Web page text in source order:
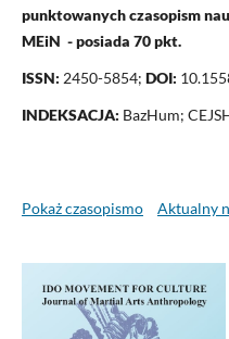
punktowanych czasopism
MEiN - posiada 70 pkt.
ISSN: 2450-5854; DOI:
INDEKSACJA: BazHum;
Pokaż czasopismo Aktualny